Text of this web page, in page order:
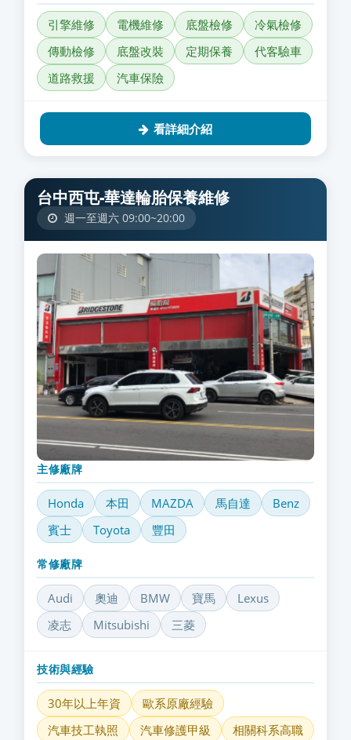
引擎維修 電機維修 底盤檢修
冷氣檢修
傳動檢修
底盤改裝 定期保養
代客驗車
道路救援
汽車保險
看詳細介紹
台中西屯-華達輪胎保養維修
週一至週六 09:00~20:00
主修廠牌
Honda 本田 MAZDA 馬自達
Benz
賓士
Toyota 豐田
常修廠牌
Audi 奧迪 BMW 寶馬
Lexus
凌志
Mitsubishi 三菱
技術與經驗
30年以上年資
歐系原廠經驗
汽車技工執照
汽車修護甲級 相關科系高職